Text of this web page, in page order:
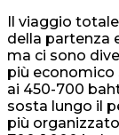
Il viaggio
della partenza
ma ci sono
più
ai 450-700
sosta lungo il
più